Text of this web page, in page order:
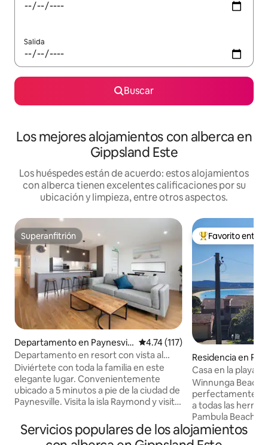
Salida
Buscar
Los mejores alojamientos con alberca en
Gippsland Este
Los huéspedes están de acuerdo: estos alojamientos
con alberca tienen excelentes calificaciones por su
ubicación y limpieza, entre otros aspectos.
Superanfitrión
Superanfitrión
Departamento en Paynesvill
e
Calificación promedio: 4.74 de
4.74 (117)
Departamento en resort con vista al
jardín | Muelle con alberca | Paynesville
Diviértete con toda la familia en este
elegante lugar. Convenientemente
ubicado a 5 minutos a pie de la ciudad de
Paynesville. Visita la isla Raymond y visita
Nuestro nuevo departamento es uno de
los 10 ubicados en Captains Cove, y
De los mejores
Favorito entre
Residencia en
h
Casa en la playa
Winnunga Beach
perfectamente
a todas las
Pambula Beach
casa tiene tres
dos salas,
Servicios populares de los alojamientos